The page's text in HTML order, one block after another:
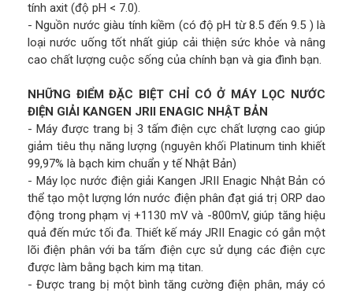
tính axit (độ pH < 7.0).
- Nguồn nước giàu tính kiềm (có độ pH từ 8.5 đến 9.5 ) là
loại nước uống tốt nhất giúp cải thiện sức khỏe và nâng
cao chất lượng cuộc sống của chính bạn và gia đình bạn.
NHỮNG ĐIỂM ĐẶC BIỆT CHỈ CÓ Ở MÁY LỌC NƯỚC
ĐIỆN GIẢI KANGEN JRII ENAGIC NHẬT BẢN
- Máy được trang bị 3 tấm điện cực chất lượng cao giúp
giảm tiêu thụ năng lượng (nguyên khối Platinum tinh khiết
99,97% là bạch kim chuẩn y tế Nhật Bản)
- Máy lọc nước điện giải Kangen JRII Enagic Nhật Bản có
thể tạo một lượng lớn nước điện phân đạt giá trị ORP dao
động trong phạm vị +1130 mV và -800mV, giúp tăng hiệu
quả đến mức tối đa. Thiết kế máy JRII Enagic có gắn một
lõi điện phân với ba tấm điện cực sử dụng các điện cực
được làm bằng bạch kim mạ titan.
- Được trang bị một bình tăng cường điện phân, máy có